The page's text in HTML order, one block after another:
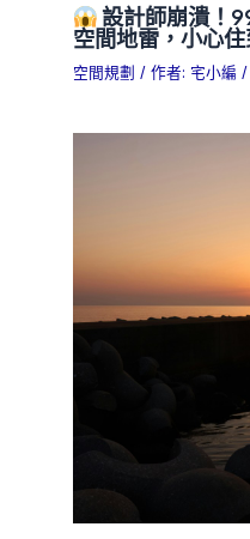
設計師崩潰！
空間地雷，小心住
空間規劃 / 作者: 宅小編 /